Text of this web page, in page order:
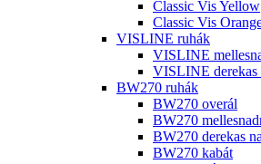
Classic Vis Yellow
Classic Vis
VISLINE ruhák
VISLINE
VISLINE derekas
BW270 ruhák
BW270 overál
BW270
BW270 derekas
BW270 kabát